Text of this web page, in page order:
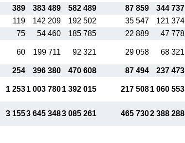
389 383 489 582 489 87 859 344 737
119 142 209 192 502 35 547 121 374
75 54 460 185 785 22 889 47 778
60 199 711 92 321 29 058 68 321
254 396 380 470 608 87 494 237 473
1 2531 003 7801 392 015 217 5081 060 553
3 1553 645 3483 085 261 465 7302 388 288